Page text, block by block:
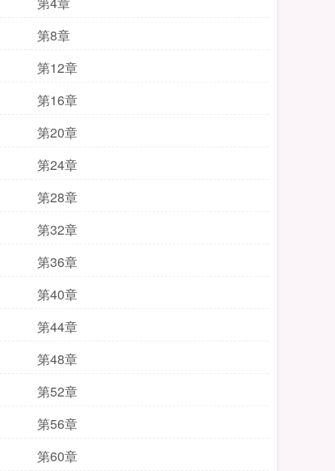
第8章
第12章
第16章
第20章
第24章
第28章
第32章
第36章
第40章
第44章
第48章
第52章
第56章
第60章